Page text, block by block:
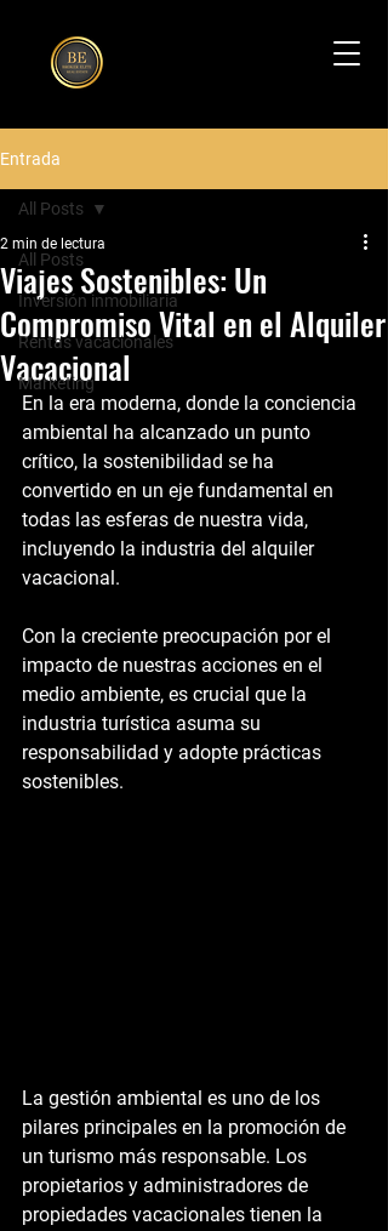
Entrada
All Posts
Inversión inmobiliaria
Rentas vacacionales
Marketing
All Posts
Viajes Sostenibles: Un
Compromiso Vital en el Alquiler
Vacacional
2 min de lectura
En la era moderna, donde la conciencia
ambiental ha alcanzado un punto
crítico, la sostenibilidad se ha
convertido en un eje fundamental en
todas las esferas de nuestra vida,
incluyendo la industria del alquiler
vacacional.
Con la creciente preocupación por el
impacto de nuestras acciones en el
medio ambiente, es crucial que la
industria turística asuma su
responsabilidad y adopte prácticas
sostenibles.
La gestión ambiental es uno de los
pilares principales en la promoción de
un turismo más responsable. Los
propietarios y administradores de
propiedades vacacionales tienen la